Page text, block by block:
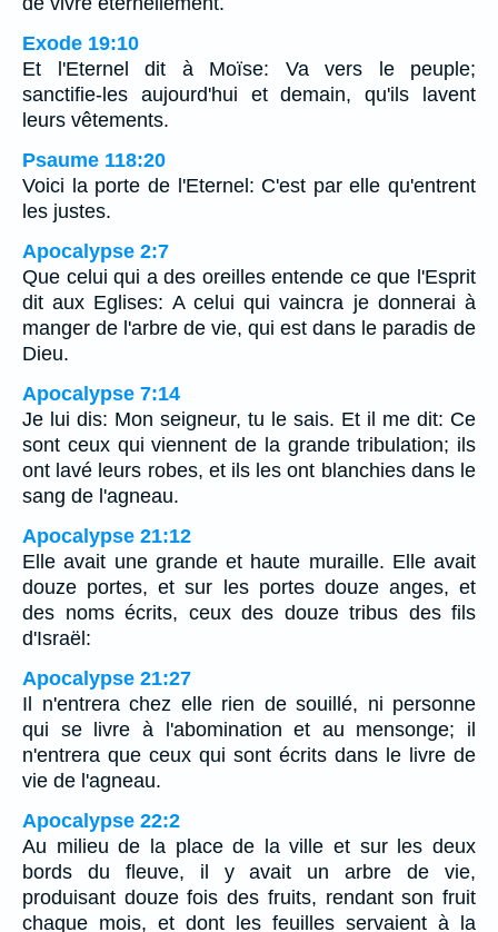
Exode 19:10
Et l'Eternel dit à Moïse: Va vers le peuple;
sanctifie-les aujourd'hui et demain, qu'ils lavent
leurs vêtements.
Psaume 118:20
Voici la porte de l'Eternel: C'est par elle qu'entrent
les justes.
Apocalypse 2:7
Que celui qui a des oreilles entende ce que l'Esprit
dit aux Eglises: A celui qui vaincra je donnerai à
manger de l'arbre de vie, qui est dans le paradis de
Dieu.
Apocalypse 7:14
Je lui dis: Mon seigneur, tu le sais. Et il me dit: Ce
sont ceux qui viennent de la grande tribulation; ils
ont lavé leurs robes, et ils les ont blanchies dans le
sang de l'agneau.
Apocalypse 21:12
Elle avait une grande et haute muraille. Elle avait
douze portes, et sur les portes douze anges, et
des noms écrits, ceux des douze tribus des fils
d'Israël:
Apocalypse 21:27
Il n'entrera chez elle rien de souillé, ni personne
qui se livre à l'abomination et au mensonge; il
n'entrera que ceux qui sont écrits dans le livre de
vie de l'agneau.
Apocalypse 22:2
Au milieu de la place de la ville et sur les deux
bords du fleuve, il y avait un arbre de vie,
produisant douze fois des fruits, rendant son fruit
chaque mois, et dont les feuilles servaient à la